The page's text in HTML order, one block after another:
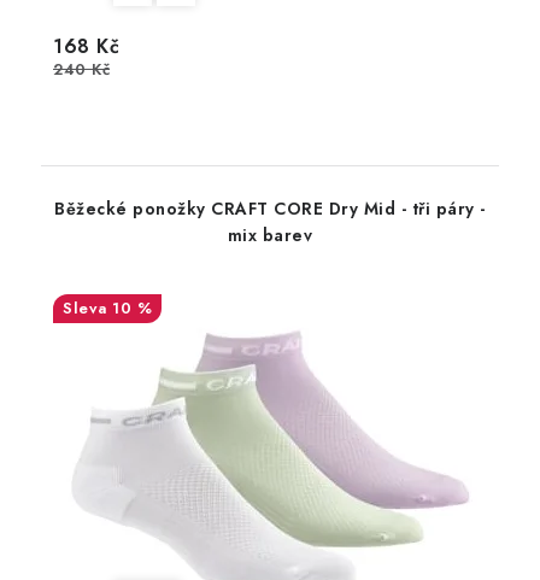
168 Kč
240 Kč
Běžecké ponožky CRAFT CORE Dry Mid - tři páry -
mix barev
10 %